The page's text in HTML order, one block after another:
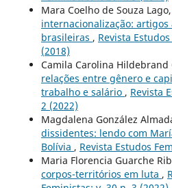
Mara Coelho de Souza Lago,
internacionalização: artigos
brasileiras , Revista
(2018)
Camila Carolina Hildebrand
relações entre gênero e
trabalho e salário , Revista
2 (2022)
Magdalena González
dissidentes: lendo com
Bolívia , Revista Estudos
Maria Florencia Guarche
corpos-territórios em luta ,